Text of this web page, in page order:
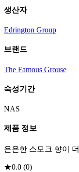
생산자
Edrington Group
브랜드
The Famous Grouse
숙성기간
NAS
제품 정보
은은한 스모크 향이
★0.0 (0)